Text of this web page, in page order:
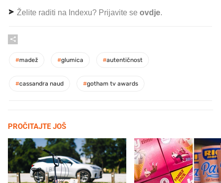
Želite raditi na Indexu? Prijavite se ovdje.
#madež #glumica #autentičnost
#cassandra naud #gotham tv awards
PROČITAJTE JOŠ